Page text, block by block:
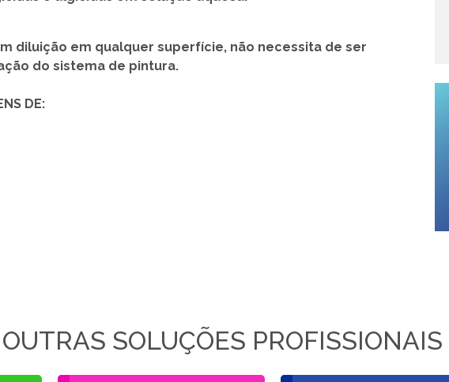
diluição em qualquer superfície, não necessita de ser
do sistema de pintura.
DE:
OUTRAS SOLUÇÕES PROFISSIONAIS